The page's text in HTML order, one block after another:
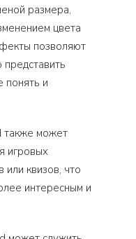
размера,
цвета
позволяют
понять и
также может
игровых
или квизов, что
интересным и